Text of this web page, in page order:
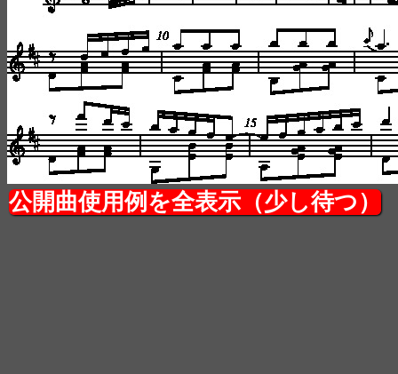
公開曲使用例を全表示（少し待つ）